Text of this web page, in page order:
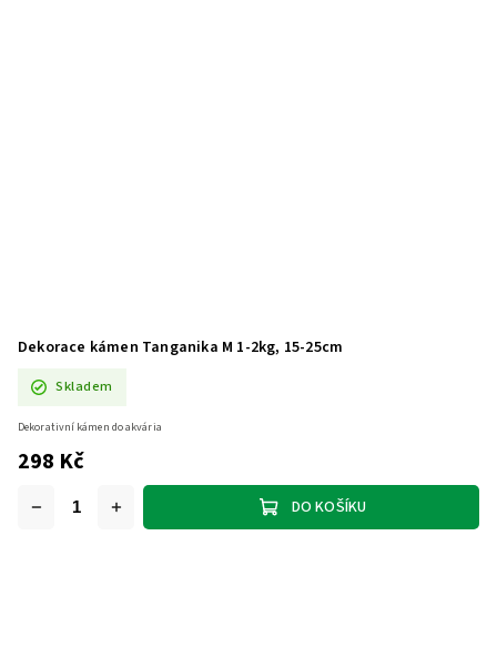
Dekorace kámen Tanganika M 1-2kg, 15-25cm
Skladem
298 Kč
DO KOŠÍKU
Dekorativní kámen do akvária